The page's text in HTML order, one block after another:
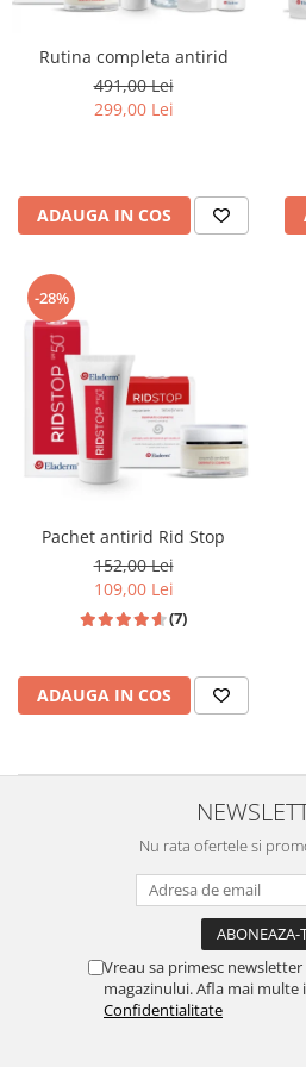
Rutina completa antirid
491,00 Lei
299,00 Lei
ADAUGA IN COS
-28%
Pachet antirid Rid Stop
152,00 Lei
109,00 Lei
(7)
ADAUGA IN COS
Nu rata ofertele si
Vreau sa primesc
magazinului. Afla mai multe
Confidentialitate